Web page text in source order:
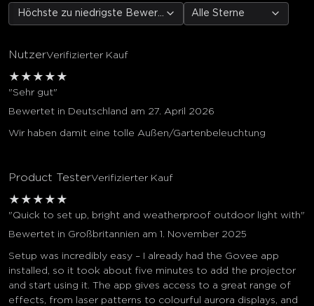
Höchste zu niedrigste Bewertung Alle Sterne
NutzerVerifizierter Kauf
★ ★ ★ ★ ★
"Sehr gut"
Bewertet in Deutschland am 27. April 2026
Wir haben damit eine tolle Außen/Gartenbeleuchtung
Product TesterVerifizierter Kauf
★ ★ ★ ★ ★
"Quick to set up, bright and weatherproof outdoor light with"
Bewertet in Großbritannien am 1. November 2025
Setup was incredibly easy – I already had the Govee app
installed, so it took about five minutes to add the projector
and start using it. The app gives access to a great range of
effects, from laser patterns to colourful aurora displays, and